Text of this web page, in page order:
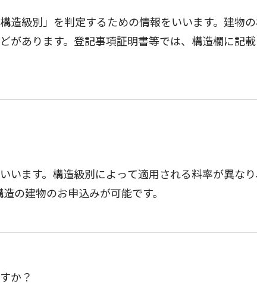
造級別」を判定するための情報をいいます。建物
があります。登記事項証明書等では、構造欄に記載
います。構造級別によって適用される料率が異な
の建物のお申込みが可能です。
か？